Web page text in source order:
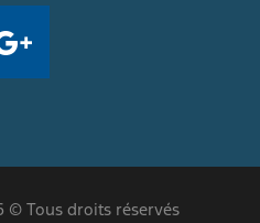
© Tous droits réservés